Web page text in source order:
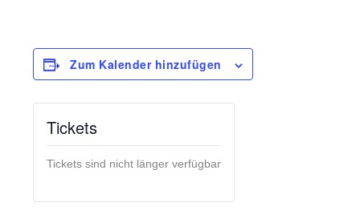
Zum Kalender hinzufügen
Tickets
Tickets sind nicht länger verfügbar